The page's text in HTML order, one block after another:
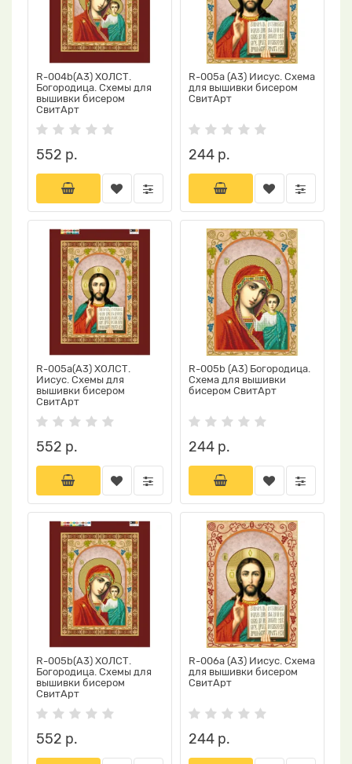
R-004b(А3) ХОЛСТ.
Богородица. Схемы для
вышивки бисером
СвитАрт
552 р.
R-005a (А3) Иисус. Схема
для вышивки бисером
СвитАрт
244 р.
R-005a(А3) ХОЛСТ.
Иисус. Схемы для
вышивки бисером
СвитАрт
552 р.
R-005b (А3) Богородица.
Схема для вышивки
бисером СвитАрт
244 р.
R-005b(А3) ХОЛСТ.
Богородица. Схемы для
вышивки бисером
СвитАрт
552 р.
R-006a (А3) Иисус. Схема
для вышивки бисером
СвитАрт
244 р.